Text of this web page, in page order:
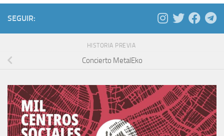
SEGUIR:
HISTORIA PREVIA
Concierto MetalEko